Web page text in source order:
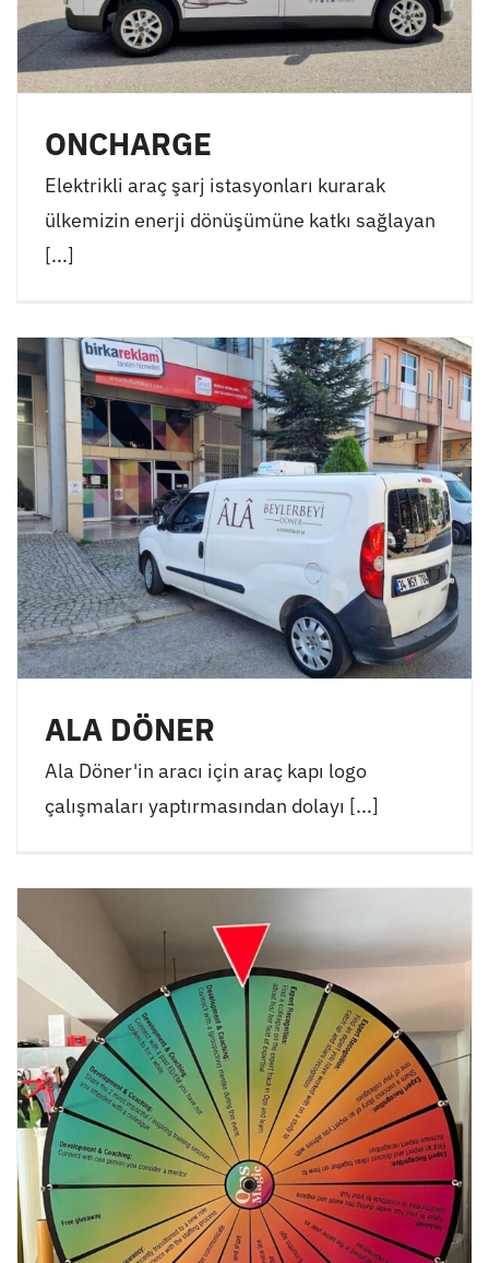
ONCHARGE
Elektrikli araç şarj istasyonları kurarak
ülkemizin enerji dönüşümüne katkı sağlayan
[...]
ALA DÖNER
Ala Döner'in aracı için araç kapı logo
çalışmaları yaptırmasından dolayı [...]